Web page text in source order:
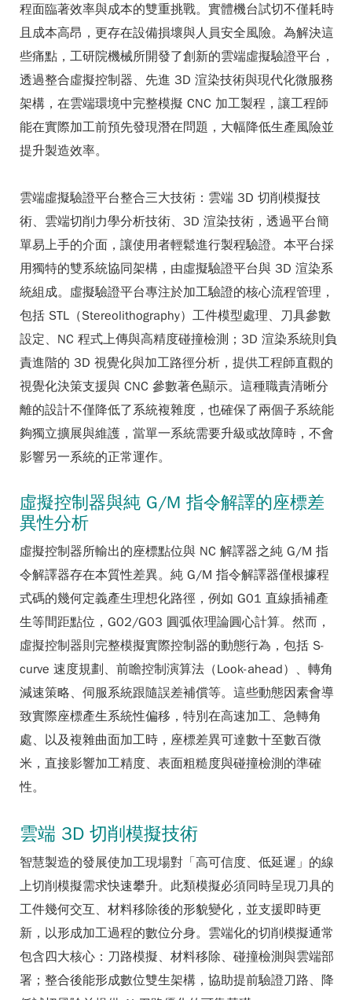
程面臨著效率與成本的雙重挑戰。實體機台試切不僅耗時
且成本高昂，更存在設備損壞與人員安全風險。為解決這
些痛點，工研院機械所開發了創新的雲端虛擬驗證平台，
透過整合虛擬控制器、先進 3D 渲染技術與現代化微服務
架構，在雲端環境中完整模擬 CNC 加工製程，讓工程師
能在實際加工前預先發現潛在問題，大幅降低生產風險並
提升製造效率。
雲端虛擬驗證平台整合三大技術：雲端 3D 切削模擬技
術、雲端切削力學分析技術、3D 渲染技術，透過平台簡
單易上手的介面，讓使用者輕鬆進行製程驗證。本平台採
用獨特的雙系統協同架構，由虛擬驗證平台與 3D 渲染系
統組成。虛擬驗證平台專注於加工驗證的核心流程管理，
包括 STL（Stereolithography）工件模型處理、刀具參數
設定、NC 程式上傳與高精度碰撞檢測；3D 渲染系統則負
責進階的 3D 視覺化與加工路徑分析，提供工程師直觀的
視覺化決策支援與 CNC 參數著色顯示。這種職責清晰分
離的設計不僅降低了系統複雜度，也確保了兩個子系統能
夠獨立擴展與維護，當單一系統需要升級或故障時，不會
影響另一系統的正常運作。
虛擬控制器與純 G/M 指令解譯的座標差
異性分析
虛擬控制器所輸出的座標點位與 NC 解譯器之純 G/M 指
令解譯器存在本質性差異。純 G/M 指令解譯器僅根據程
式碼的幾何定義產生理想化路徑，例如 G01 直線插補產
生等間距點位，G02/G03 圓弧依理論圓心計算。然而，
虛擬控制器則完整模擬實際控制器的動態行為，包括 S-
curve 速度規劃、前瞻控制演算法（Look-ahead）、轉角
減速策略、伺服系統跟隨誤差補償等。這些動態因素會導
致實際座標產生系統性偏移，特別在高速加工、急轉角
處、以及複雜曲面加工時，座標差異可達數十至數百微
米，直接影響加工精度、表面粗糙度與碰撞檢測的準確
性。
雲端 3D 切削模擬技術
智慧製造的發展使加工現場對「高可信度、低延遲」的線
上切削模擬需求快速攀升。此類模擬必須同時呈現刀具的
工件幾何交互、材料移除後的形貌變化，並支援即時更
新，以形成加工過程的數位分身。雲端化的切削模擬通常
包含四大核心：刀路模擬、材料移除、碰撞檢測與雲端部
署；整合後能形成數位雙生架構，協助提前驗證刀路、降